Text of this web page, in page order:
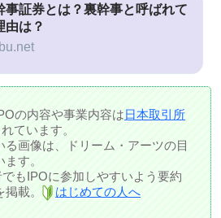
事証券とは？裏幹事と呼ばれて
由は？
の内容や事業内容は日本取引所
ています。
画像は、ドリーム・アーツの目
す。
もIPOに参加しやすいよう要約
載。
はじめての人へ